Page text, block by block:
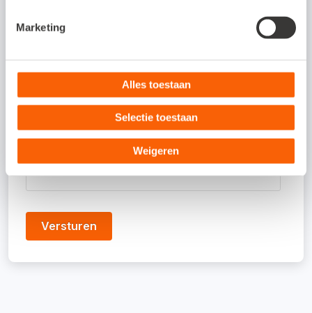
Marketing
Alles toestaan
Selectie toestaan
Weigeren
Telefoonnummer boekhouder of accountant
E-mailadres boekhouder of accountant